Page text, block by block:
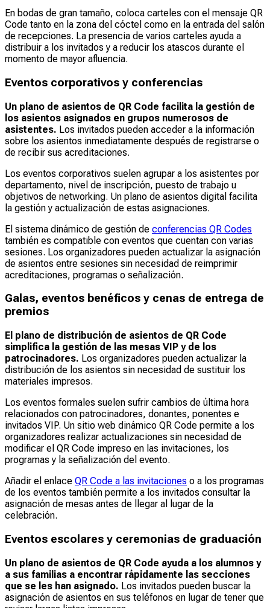
En bodas de gran tamaño, coloca carteles con el mensaje QR
Code tanto en la zona del cóctel como en la entrada del salón
de recepciones. La presencia de varios carteles ayuda a
distribuir a los invitados y a reducir los atascos durante el
momento de mayor afluencia.
Eventos corporativos y conferencias
Un plano de asientos de QR Code facilita la gestión de
los asientos asignados en grupos numerosos de
asistentes. Los invitados pueden acceder a la información
sobre los asientos inmediatamente después de registrarse o
de recibir sus acreditaciones.
Los eventos corporativos suelen agrupar a los asistentes por
departamento, nivel de inscripción, puesto de trabajo u
objetivos de networking. Un plano de asientos digital facilita
la gestión y actualización de estas asignaciones.
El sistema dinámico de gestión de conferencias QR Codes
también es compatible con eventos que cuentan con varias
sesiones. Los organizadores pueden actualizar la asignación
de asientos entre sesiones sin necesidad de reimprimir
acreditaciones, programas o señalización.
Galas, eventos benéficos y cenas de entrega de
premios
El plano de distribución de asientos de QR Code
simplifica la gestión de las mesas VIP y de los
patrocinadores. Los organizadores pueden actualizar la
distribución de los asientos sin necesidad de sustituir los
materiales impresos.
Los eventos formales suelen sufrir cambios de última hora
relacionados con patrocinadores, donantes, ponentes e
invitados VIP. Un sitio web dinámico QR Code permite a los
organizadores realizar actualizaciones sin necesidad de
modificar el QR Code impreso en las invitaciones, los
programas y la señalización del evento.
Añadir el enlace QR Code a las invitaciones o a los programas
de los eventos también permite a los invitados consultar la
asignación de mesas antes de llegar al lugar de la
celebración.
Eventos escolares y ceremonias de graduación
Un plano de asientos de QR Code ayuda a los alumnos y
a sus familias a encontrar rápidamente las secciones
que se les han asignado. Los invitados pueden buscar la
asignación de asientos en sus teléfonos en lugar de tener que